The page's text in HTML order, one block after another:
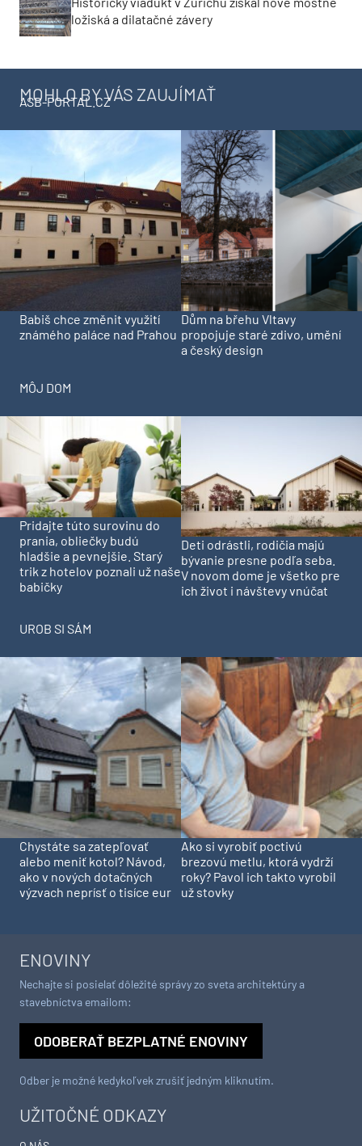
ložiská a dilatačné závery
MOHLO BY VÁS ZAUJÍMAŤ
ASB-PORTAL.CZ
Babiš chce změnit využití
známého paláce nad Prahou
Dům na břehu Vltavy
propojuje staré zdivo, umění
a český design
MÔJ DOM
Pridajte túto surovinu do
prania, obliečky budú
hladšie a pevnejšie. Starý
trik z hotelov poznali už naše
babičky
Deti odrástli, rodičia majú
bývanie presne podľa seba.
V novom dome je všetko pre
ich život i návštevy vnúčat
UROB SI SÁM
Chystáte sa zatepľovať
alebo meniť kotol? Návod,
ako v nových dotačných
výzvach neprísť o tisíce eur
Ako si vyrobiť poctivú
brezovú metlu, ktorá vydrží
roky? Pavol ich takto vyrobil
už stovky
UŽITOČNÉ ODKAZY
ENOVINY
Nechajte si posielať dôležité správy zo sveta architektúry a
stavebníctva emailom:
ODOBERAŤ BEZPLATNÉ ENOVINY
Odber je možné kedykoľvek zrušiť jedným kliknutím.